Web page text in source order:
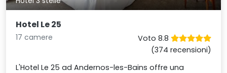
Hotel Le 25
17 camere
Voto 8.8
(374 recensioni)
L'Hotel Le 25 ad Andernos-les-Bains offre una